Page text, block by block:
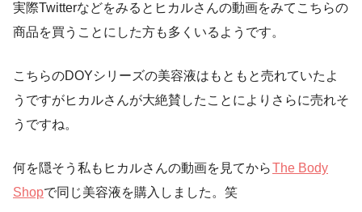
実際Twitterなどをみるとヒカルさんの動画をみてこちらの
商品を買うことにした方も多くいるようです。
こちらのDOYシリーズの美容液はもともと売れていたよ
うですがヒカルさんが大絶賛したことによりさらに売れそ
うですね。
何を隠そう私もヒカルさんの動画を見てから The Body
Shopで同じ美容液を購入しました。笑